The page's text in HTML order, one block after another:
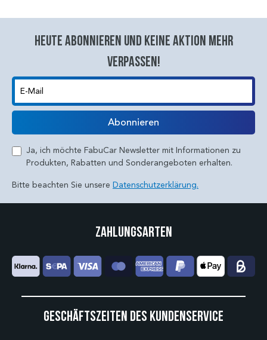
Heute abonnieren und keine aktion mehr
verpassen!
E-Mail
Abonnieren
Ja, ich möchte FabuCar Newsletter mit Informationen zu
Produkten, Rabatten und Sonderangeboten erhalten.
Bitte beachten Sie unsere Datenschutzerklärung.
Geschäftszeiten des Kundenservice
Zahlungsarten